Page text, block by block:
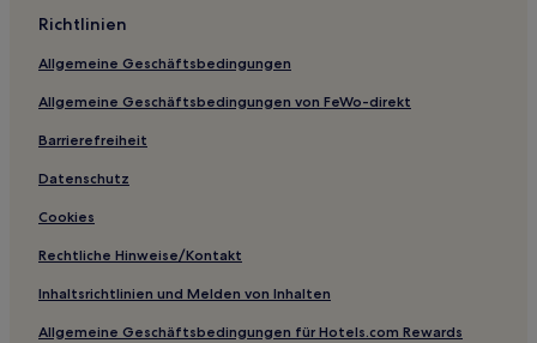
Richtlinien
Allgemeine Geschäftsbedingungen
Allgemeine Geschäftsbedingungen von FeWo-direkt
Barrierefreiheit
Datenschutz
Cookies
Rechtliche Hinweise/Kontakt
Inhaltsrichtlinien und Melden von Inhalten
Allgemeine Geschäftsbedingungen für Hotels.com Rewards